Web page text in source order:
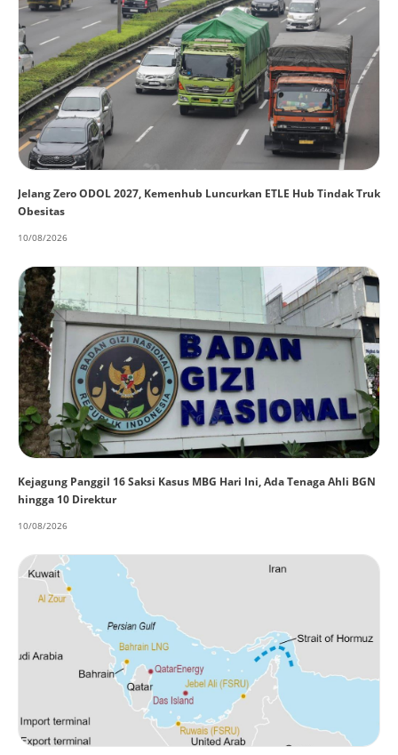
Jelang Zero ODOL 2027, Kemenhub Luncurkan ETLE Hub Tindak Truk
Obesitas
10/08/2026
Kejagung Panggil 16 Saksi Kasus MBG Hari Ini, Ada Tenaga Ahli BGN
hingga 10 Direktur
10/08/2026